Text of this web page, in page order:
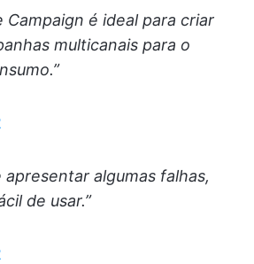
Campaign é ideal para criar
multicanais para o
apresentar algumas falhas,
de usar.”